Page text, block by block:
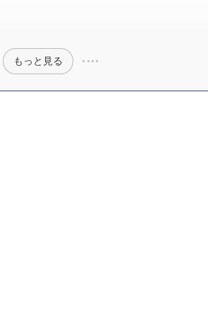
もっと見る